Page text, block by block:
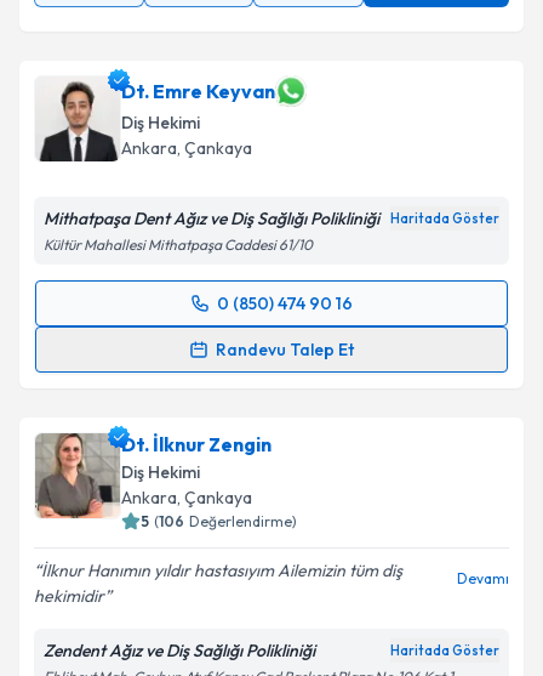
Dt. Emre Keyvan
Diş Hekimi
Ankara, Çankaya
Mithatpaşa Dent Ağız ve Diş Sağlığı Polikliniği Haritada Göster
Kültür Mahallesi Mithatpaşa Caddesi 61/10
0 (850) 474 90 16
Randevu Talep Et
Randevu Takvimi Talebi
takvim hazırlandığında e-posta ile bilgilendireceğiz.
E-posta Adresiniz
kapsamda işlenmesini kabul ediyorum.
Dt. İlknur Zengin
Diş Hekimi
Ankara, Çankaya
5 (106 Değerlendirme)
İlknur Hanımın yıldır hastasıyım Ailemizin tüm diş
hekimidir
Devamı
Zendent Ağız ve Diş Sağlığı Polikliniği Haritada Göster